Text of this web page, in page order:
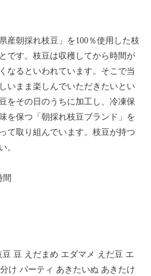
産朝採れ枝豆」を100％使用した枝
です。枝豆は収穫してから時間が
なるといわれています。そこで当
いまま楽しんでいただきたいとい
をその日のうちに加工し、冷凍保
を保つ「朝採れ枝豆ブランド」を
て取り組んでいます。枝豆が持つ
。
間
豆 えだまめ エダマメ えだ豆 エ
け パーティ あきたいぬ あきたけ